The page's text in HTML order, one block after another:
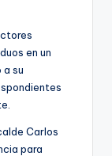
en un
a su
Carlos
para